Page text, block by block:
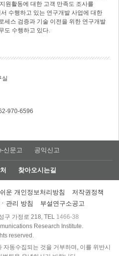
원활동에 대한 고객 만족도 조사를
수행하고 있는 연구개발 사업에 대한
세스 검증과 기술 이전을 위한 연구개발
도 수행하고 있다.
실
970-6596
신문고 공익신고
찾아오시는길
운 개인정보처리방침
저작권정책
관리 방침
부설연구소공고
구 가정로 218, TEL 1466-38
Research Institute.
reserved.
동수집되는 것을 거부하며, 이를 위반시